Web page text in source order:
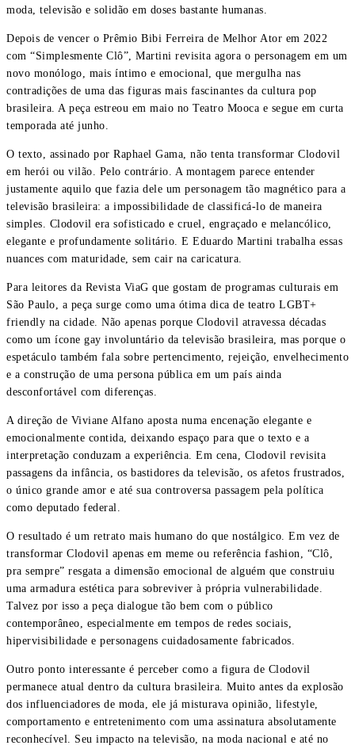
moda, televisão e solidão em doses bastante humanas.
Depois de vencer o Prêmio Bibi Ferreira de Melhor Ator em 2022
com “Simplesmente Clô”, Martini revisita agora o personagem em um
novo monólogo, mais íntimo e emocional, que mergulha nas
contradições de uma das figuras mais fascinantes da cultura pop
brasileira. A peça estreou em maio no Teatro Mooca e segue em curta
temporada até junho.
O texto, assinado por Raphael Gama, não tenta transformar Clodovil
em herói ou vilão. Pelo contrário. A montagem parece entender
justamente aquilo que fazia dele um personagem tão magnético para a
televisão brasileira: a impossibilidade de classificá-lo de maneira
simples. Clodovil era sofisticado e cruel, engraçado e melancólico,
elegante e profundamente solitário. E Eduardo Martini trabalha essas
nuances com maturidade, sem cair na caricatura.
Para leitores da Revista ViaG que gostam de programas culturais em
São Paulo, a peça surge como uma ótima dica de teatro LGBT+
friendly na cidade. Não apenas porque Clodovil atravessa décadas
como um ícone gay involuntário da televisão brasileira, mas porque o
espetáculo também fala sobre pertencimento, rejeição, envelhecimento
e a construção de uma persona pública em um país ainda
desconfortável com diferenças.
A direção de Viviane Alfano aposta numa encenação elegante e
emocionalmente contida, deixando espaço para que o texto e a
interpretação conduzam a experiência. Em cena, Clodovil revisita
passagens da infância, os bastidores da televisão, os afetos frustrados,
o único grande amor e até sua controversa passagem pela política
como deputado federal.
O resultado é um retrato mais humano do que nostálgico. Em vez de
transformar Clodovil apenas em meme ou referência fashion, “Clô,
pra sempre” resgata a dimensão emocional de alguém que construiu
uma armadura estética para sobreviver à própria vulnerabilidade.
Talvez por isso a peça dialogue tão bem com o público
contemporâneo, especialmente em tempos de redes sociais,
hipervisibilidade e personagens cuidadosamente fabricados.
Outro ponto interessante é perceber como a figura de Clodovil
permanece atual dentro da cultura brasileira. Muito antes da explosão
dos influenciadores de moda, ele já misturava opinião, lifestyle,
comportamento e entretenimento com uma assinatura absolutamente
reconhecível. Seu impacto na televisão, na moda nacional e até no